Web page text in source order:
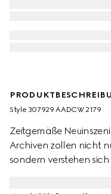
Style ‎307929 AADCW 2179
Zeitgemäße
Archiven zollen nicht
sondern verstehen